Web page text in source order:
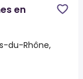
en
du-Rhône,